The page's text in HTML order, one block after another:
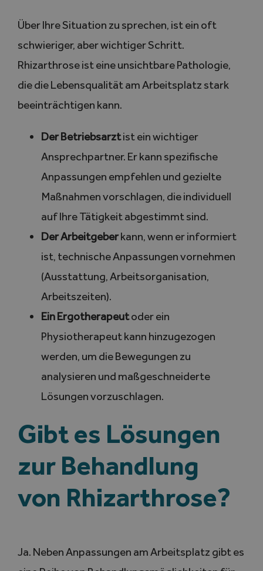
Über Ihre Situation zu sprechen, ist ein oft
schwieriger, aber wichtiger Schritt.
Rhizarthrose ist eine unsichtbare Pathologie,
die die Lebensqualität am Arbeitsplatz stark
beeinträchtigen kann.
Der Betriebsarztist ein wichtiger
Ansprechpartner. Er kann spezifische
Anpassungen empfehlen und gezielte
Maßnahmen vorschlagen, die individuell
auf Ihre Tätigkeit abgestimmt sind.
Der Arbeitgeberkann, wenn er informiert
ist, technische Anpassungen vornehmen
(Ausstattung, Arbeitsorganisation,
Arbeitszeiten).
Ein Ergotherapeutoder ein
Physiotherapeut kann hinzugezogen
werden, um die Bewegungen zu
analysieren und maßgeschneiderte
Lösungen vorzuschlagen.
Gibt es Lösungen
zur Behandlung
von Rhizarthrose?
Ja. Neben Anpassungen am Arbeitsplatz gibt es